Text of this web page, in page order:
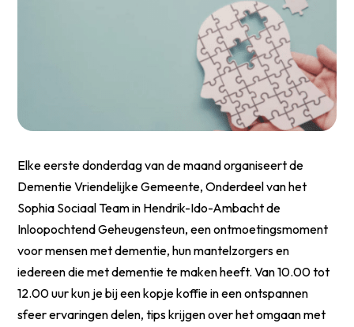
Elke eerste donderdag van de maand organiseert de
Dementie Vriendelijke Gemeente, Onderdeel van het
Sophia Sociaal Team in Hendrik-Ido-Ambacht de
Inloopochtend Geheugensteun, een ontmoetingsmoment
voor mensen met dementie, hun mantelzorgers en
iedereen die met dementie te maken heeft. Van 10.00 tot
12.00 uur kun je bij een kopje koffie in een ontspannen
sfeer ervaringen delen, tips krijgen over het omgaan met